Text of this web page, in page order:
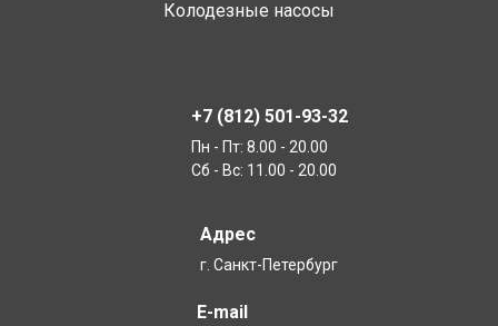
Колодезные насосы
+7 (812) 501-93-32
Пн - Пт: 8.00 - 20.00
Сб - Вс: 11.00 - 20.00
Адрес
г. Санкт-Петербург
E-mail